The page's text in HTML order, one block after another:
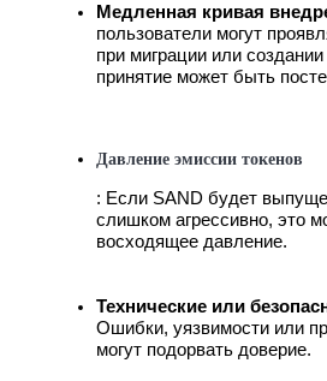
Гибкая ставка для заработка
Эксклюзивные инвестиции для
Медленная кривая
пользователи могут
при миграции или
принятие может быть
Давление эмиссии токенов
: Если SAND будет
слишком агрессивно, это
восходящее давление.
Технические или
Ошибки, уязвимости или
могут подорвать доверие.